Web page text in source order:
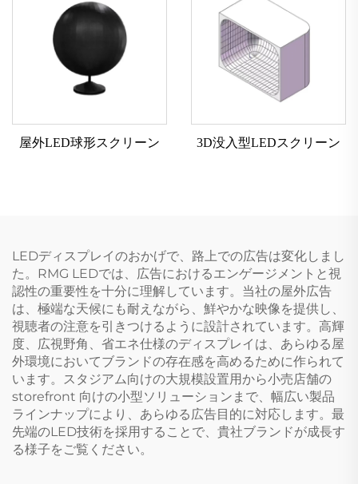
屋外LED球形スクリーン 3D没入型LEDスクリーン
LEDディスプレイのおかげで、路上での広告は変化しまし
た。RMG LEDでは、広告におけるエンゲージメントと視
認性の重要性を十分に理解しています。当社の屋外広告
は、極端な天候にも耐えながら、鮮やかな映像を提供し、
視聴者の注意を引きつけるように設計されています。高輝
度、広視野角、省エネ仕様のディスプレイは、あらゆる屋
外環境においてブランドの存在感を高めるために作られて
います。スタジアム向けの大規模設置用から小売店舗の
storefront 向けの小型ソリューションまで、幅広い製品
ラインナップにより、あらゆる広告目的に対応します。最
先端のLED技術を採用することで、貴社ブランドが成長す
る様子をご覧ください。